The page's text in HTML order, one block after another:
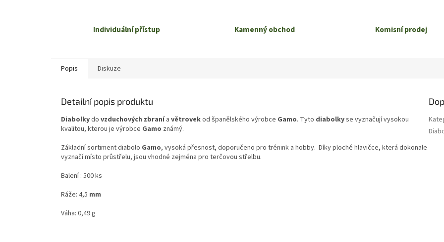
Individuální přístup Kamenný obchod Komisní prodej
Popis Diskuze
Detailní popis produktu
Diabolkydo vzduchových zbranía větrovekod španělského výrobce Gamo. Tyto diabolkyse vyznačují vysokou
kvalitou, kterou je výrobce Gamo známý.
Základní sortiment diabolo Gamo, vysoká přesnost, doporučeno pro trénink a hobby. Díky ploché hlavičce, která dokonale
vyznačí místo průstřelu, jsou vhodné zejména pro terčovou střelbu.
Balení : 500 ks
Ráže: 4,5 mm
Váha: 0,49 g